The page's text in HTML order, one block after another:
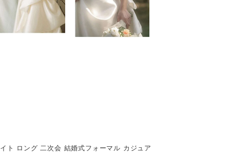
ト ロング 二次会 結婚式フォーマル カジュア